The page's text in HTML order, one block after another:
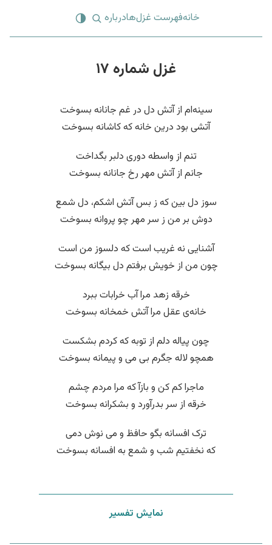
خانهفهرست غزل‌هادرباره
غزل شماره ۱۷
سینه‌ام از آتش دل در غم جانانه بسوخت
آتشی بود درین خانه که کاشانه بسوخت
تنم از واسطه دوری دلبر بگداخت
جانم از آتش مهر رخ جانانه بسوخت
سوز دل بین که ز بس آتش اشکم، دل شمع
دوش بر من ز سر مهر چو پروانه بسوخت
آشنایی نه غریب است که دلسوز من است
چون من از خویش برفتم دل بیگانه بسوخت
خرقه زهد مرا آب خرابات ببرد
خانه‌ی عقل مرا آتش خمخانه بسوخت
چون پیاله دلم از توبه که کردم بشکست
همچو لاله جگرم بی می و پیمانه بسوخت
ماجرا کم کن و بازآ که مرا مردم چشم
خرقه از سر بدرآورد و بشکرانه بسوخت
ترک افسانه بگو حافظ و می نوش دمی
که نخفتیم شب و شمع به افسانه بسوخت
نمایش تفسیر